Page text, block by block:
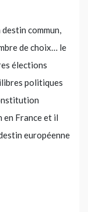
destin commun,
de choix… le
élections
politiques
en France et il
européenne